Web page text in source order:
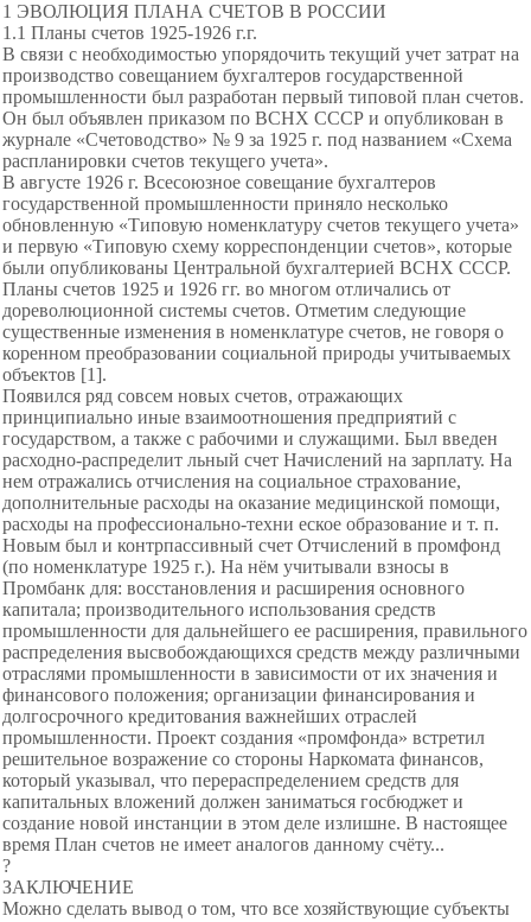
1 ЭВОЛЮЦИЯ ПЛАНА СЧЕТОВ В РОССИИ
1.1 Планы счетов 1925-1926 г.г.
В связи с необходимостью упорядочить текущий учет затрат на
производство совещанием бухгалтеров государственной
промышленности был разработан первый типовой план счетов.
Он был объявлен приказом по ВСНХ СССР и опубликован в
журнале «Счетоводство» № 9 за 1925 г. под названием «Схема
распланировки счетов текущего учета».
В августе 1926 г. Всесоюзное совещание бухгалтеров
государственной промышленности приняло несколько
обновленную «Типовую номенклатуру счетов текущего учета»
и первую «Типовую схему корреспонденции счетов», которые
были опубликованы Центральной бухгалтерией ВСНХ СССР.
Планы счетов 1925 и 1926 гг. во многом отличались от
дореволюционной системы счетов. Отметим следующие
существенные изменения в номенклатуре счетов, не говоря о
коренном преобразовании социальной природы учитываемых
объектов [1].
Появился ряд совсем новых счетов, отражающих
принципиально иные взаимоотношения предприятий с
государством, а также с рабочими и служащими. Был введен
расходно-распределит льный счет Начислений на зарплату. На
нем отражались отчисления на социальное страхование,
дополнительные расходы на оказание медицинской помощи,
расходы на профессионально-техни еское образование и т. п.
Новым был и контрпассивный счет Отчислений в промфонд
(по номенклатуре 1925 г.). На нём учитывали взносы в
Промбанк для: восстановления и расширения основного
капитала; производительного использования средств
промышленности для дальнейшего ее расширения, правильного
распределения высвобождающихся средств между различными
отраслями промышленности в зависимости от их значения и
финансового положения; организации финансирования и
долгосрочного кредитования важнейших отраслей
промышленности. Проект создания «промфонда» встретил
решительное возражение со стороны Наркомата финансов,
который указывал, что перераспределением средств для
капитальных вложений должен заниматься госбюджет и
создание новой инстанции в этом деле излишне. В настоящее
время План счетов не имеет аналогов данному счёту...
?
ЗАКЛЮЧЕНИЕ
Можно сделать вывод о том, что все хозяйствующие субъекты